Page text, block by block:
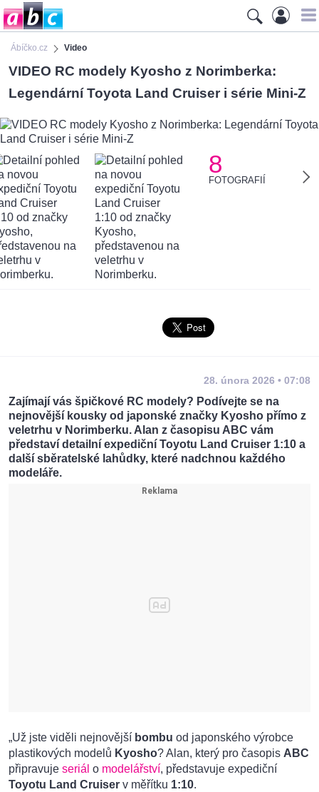
Ábíčko.cz Video
VIDEO RC modely Kyosho z Norimberka:
Legendární Toyota Land Cruiser i série Mini-Z
8
FOTOGRAFIÍ
28. února 2026 • 07:08
Zajímají vás špičkové RC modely? Podívejte se na
nejnovější kousky od japonské značky Kyosho přímo z
veletrhu v Norimberku. Alan z časopisu ABC vám
představí detailní expediční Toyotu Land Cruiser 1:10 a
další sběratelské lahůdky, které nadchnou každého
modeláře.
„Už jste viděli nejnovější bombu od japonského výrobce
plastikových modelů Kyosho? Alan, který pro časopis ABC
připravuje seriál o modelářství, představuje expediční
Toyotu Land Cruiser v měřítku 1:10.